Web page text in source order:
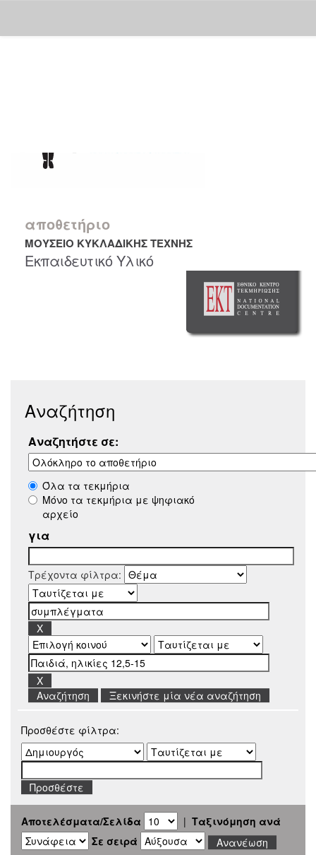
αποθετήριο
ΜΟΥΣΕΙΟ ΚΥΚΛΑΔΙΚΗΣ ΤΕΧΝΗΣ
Εκπαιδευτικό Υλικό
Αναζήτηση
Αναζητήστε σε:
Όλα τα τεκμήρια
Μόνο τα τεκμήρια με ψηφιακό
αρχείο
για
Τρέχοντα φίλτρα:
Ξεκινήστε μία νέα αναζήτηση
Προσθέστε φίλτρα:
Αποτελέσματα/Σελίδα | Ταξινόμηση ανά
Σε σειρά